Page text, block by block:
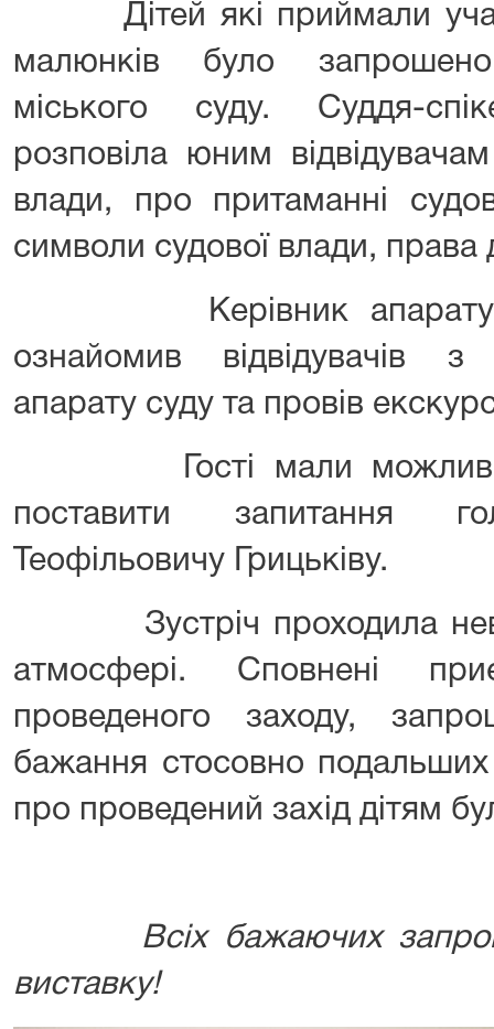
Дітей які приймали
малюнків було
міського суду. Суддя-
розповіла юним
влади, про притаманні
символи судової влади,
Керівник апарату
ознайомив відвідувачів з
апарату суду та провів
Гості мали можливість
поставити запитання
Теофільовичу Грицьківу.
Зустріч проходила
атмосфері. Сповнені
проведеного заходу,
бажання стосовно подальших
про проведений захід дітям
Всіх бажаючих
виставку!